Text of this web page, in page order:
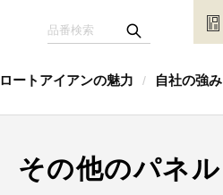
ロートアイアンの魅力 / 自社の強み
その他のパネル